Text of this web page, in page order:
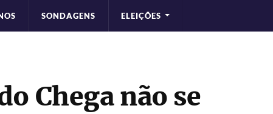
SONDAGENS ELEIÇÕES
Chega não se